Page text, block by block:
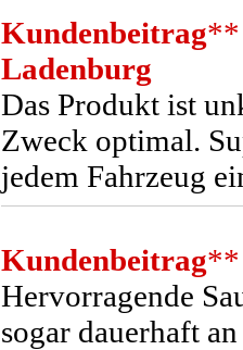
Kundenbeitrag**
Ladenburg
Das Produkt ist
Zweck optimal.
jedem Fahrzeug
Kundenbeitrag**
Hervorragende
sogar dauerhaft